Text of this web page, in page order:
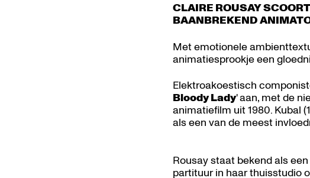
CLAIRE ROUSAY
BAANBREKEND
Met emotionele
animatiesprookje een
Elektroakoestisch
Bloody Lady' aan, met de
animatiefilm uit 1980. Kubal
als een van de meest
Rousay staat bekend als
partituur in haar thuisstudio